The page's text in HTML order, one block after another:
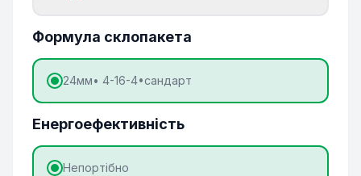
Формула склопакета
24мм• 4-16-4•сандарт
Енергоефективність
Непортібно